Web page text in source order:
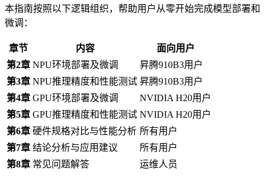
本指南按照以下逻辑组织，帮助用户从零开始完成模型部署和
微调：
章节 内容
面向用户
第2章 NPU环境部署及微调
昇腾910B3用户
第3章 NPU推理精度和性能测试 昇腾910B3用户
第4章 GPU环境部署及微调
NVIDIA H20用户
第5章 GPU推理精度和性能测试 NVIDIA H20用户
第6章 硬件规格对比与性能分析 所有用户
第7章 结论分析与应用建议
所有用户
第8章 常见问题解答 运维人员